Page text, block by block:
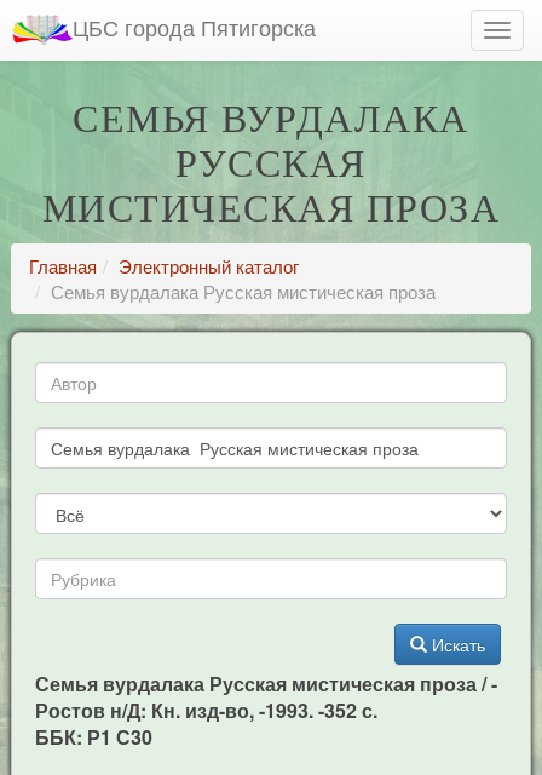
ЦБС города Пятигорска
СЕМЬЯ ВУРДАЛАКА
РУССКАЯ
МИСТИЧЕСКАЯ ПРОЗА
Главная
Электронный каталог
Семья вурдалака Русская мистическая проза
Искать
Семья вурдалака Русская мистическая проза / -
Ростов н/Д: Кн. изд-во, -1993. -352 с.
ББК: Р1 С30